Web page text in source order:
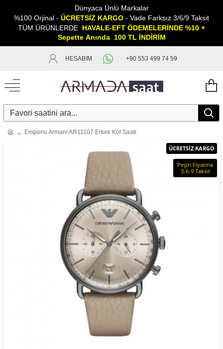
Dünyaca Ünlü Markalar
%100 Orjinal - ÜCRETSİZ KARGO - Vade Farksız 3/6/9 Taksit
TÜM ÜRÜNLERDE HAVALE-EFT ÖDEMELERİNDE %10 +
Sepette Anında 100 TL İNDİRİM
HESABIM +90 553 499 74 59
Emporio Armani AR11107 Erkek Kol Saati
ÜCRETSİZ KARGO
Peşin Fiyatına
3-6-9 Taksit